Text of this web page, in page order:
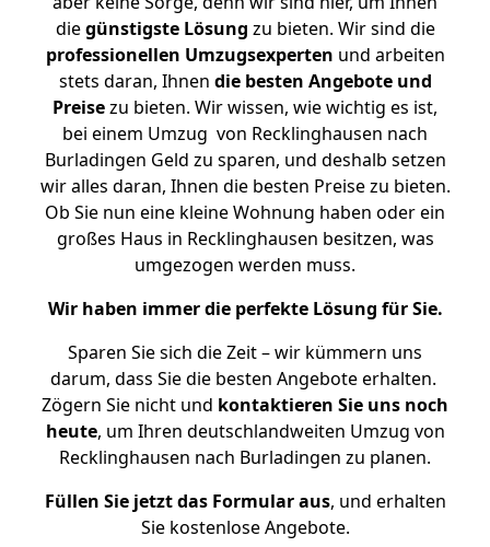
diegünstigste Lösung zu bieten. Wir sind die
professionellen Umzugsexperten und arbeiten
stets daran, Ihnen die besten Angebote und
Preisezu bieten. Wir wissen, wie wichtig es ist,
bei einem Umzug von Recklinghausen nach
Burladingen Geld zu sparen, und deshalb setzen
wir alles daran, Ihnen die besten Preise zu bieten.
Ob Sie nun eine kleine Wohnung haben oder ein
großes Haus in Recklinghausen besitzen, was
umgezogen werden muss.
Wir haben immer die perfekte Lösung für Sie.
Sparen Sie sich die Zeit – wir kümmern uns
darum, dass Sie die besten Angebote erhalten.
Zögern Sie nicht und kontaktieren Sie uns noch
heute, um Ihren deutschlandweiten Umzug von
Recklinghausen nach Burladingen zu planen.
Füllen Sie jetzt das Formular aus, und erhalten
Sie kostenlose Angebote.